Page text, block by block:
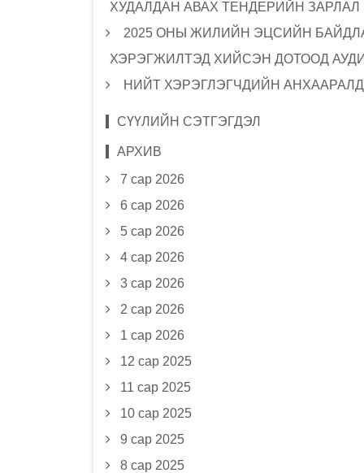
ХУДАЛДАН АВАХ ТЕНДЕРИЙН ЗАРЛАЛ
2025 ОНЫ ЖИЛИЙН ЭЦСИЙН
ХЭРЭГЖИЛТЭД ХИЙСЭН ДОТООД
НИЙТ ХЭРЭГЛЭГЧДИЙН АНХААРАЛД
СҮҮЛИЙН СЭТГЭГДЭЛ
АРХИВ
7 сар 2026
6 сар 2026
5 сар 2026
4 сар 2026
3 сар 2026
2 сар 2026
1 сар 2026
12 сар 2025
11 сар 2025
10 сар 2025
9 сар 2025
8 сар 2025